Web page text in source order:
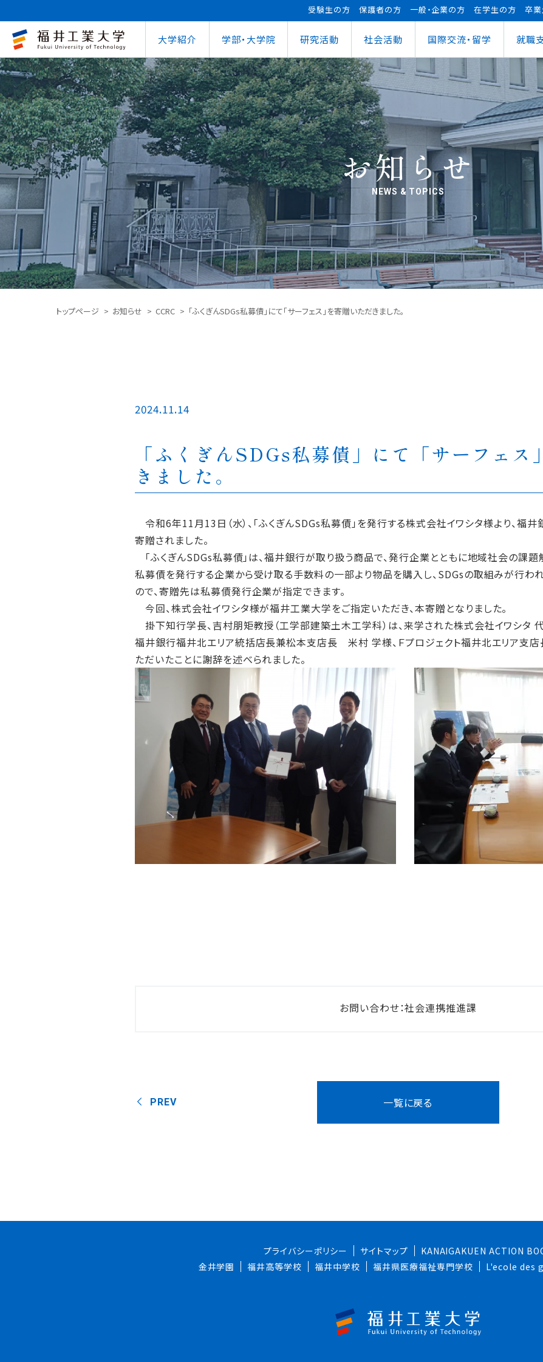
受験生の方 保護者の方 一般・企業の方 在学生の方 卒
大学紹介
大学概要教育情報の公表
大学概要
教育情報の公表
学びの特色
教員紹介
キャンパス案内
図書館
第62回大学祭
式辞集
学部・大学院
工学部
電気電子情報工学科
機械工学科
建築土木工学科
原子力技術応用工学科
環境学部
環境食品応用化学科
デザイン学科
経営情報学部
経営情報学科
ス
ス
研究活動
地域連携研究推進センター研究シーズ紹介
地域連携研究推進センター
教育研究業績情報
研究シーズ紹介
研究紀要
外国人研究者招へい・受入れ
研究情報
AI&IoTセンター
まちづくりデザインセンター
ウェルネス＆スポーツサイエンスセンター
未来ロボティクスセンター
社会活動
自治体との連携FUT公開講座
自治体との連携
FUT公開講座
出前講義・出前実験
未来塾 講演会
科学実験キャラバン
ロボット事業
FUTブラス
スポーツ教室
その他活動
活動レポート
国際交流・留学
インターナショナルセンターOCPS
海外留学プログラム
インターナショナルセンター
国際交流
海外留学プログラム（OCPS）
文化交流
【重要】海外へ渡航するみなさんへ
就職
キャリアセンター就職実績
キャリアセンター
就職⽀援プログラム
インターンシップ
就職実績
資格取得
就職⽀援ナビ
企業の方へ
求人・説明会のお申し込み
キャリアセンターとの面談
学費等納⼊⾦在学⽣向け奨学⾦
学費等納⼊⾦
在学⽣向け奨学⾦
受験⽣向け奨学⾦
⽇本学⽣⽀援機構奨学⾦ 給付奨学⾦
⽇本学⽣⽀援機構奨学⾦ 貸与奨学⾦
教育ローン
授業料等の減免制度
寮・下宿のご案内SSLプロジェクト
学⽣⽣活⽀援室
学習⽀援室
情報メディアセンター
SSLプロジェクト
学⽣保険
医務情報
障害学⽣⽀援
寮・下宿のご案内
クラブ活動支援センター
学習管理システム（manaba）WEBシラバス
学習管理システム（manaba）
学生ポータルシステム（学外からの接続）
WEBシラバス
お知らせ
NEWS & TOPICS
トップページ お知らせ CCRC 「ふくぎんSDGs私募債」にて「サーフェス」を寄贈いただきました。
2024.11.14
「ふくぎんSDGs私募債」にて「サーフェス
きました。
令和6年11月13日（水）、「ふくぎんSDGs私募債」を発行する株式会社イワシタ様より、福井
寄贈されました。
「ふくぎんSDGs私募債」は、福井銀行が取り扱う商品で、発行企業とともに地域社会の課題
私募債を発行する企業から受け取る手数料の一部より物品を購入し、SDGsの取組みが行わ
ので、寄贈先は私募債発行企業が指定できます。
今回、株式会社イワシタ様が福井工業大学をご指定いただき、本寄贈となりました。
掛下知行学長、吉村朋矩教授（工学部建築土木工学科）は、来学された株式会社イワシタ
福井銀行福井北エリア統括店長兼松本支店長 米村 学様、Ｆプロジェクト福井北エリア支
ただいたことに謝辞を述べられました。
お問い合わせ：社会連携推進課
PREV 一覧に戻る
プライバシーポリシー サイトマップ
KANAIGAKUEN ACTION
金井学園
福井高等学校 福井中学校 福井県医療福祉専門学校 L'ecole des